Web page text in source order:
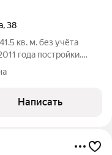
,38
кв. м. без учёта
года постройки.
вместительный
вид на
Написать